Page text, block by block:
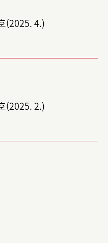
(2025. 4.)
(2025. 2.)